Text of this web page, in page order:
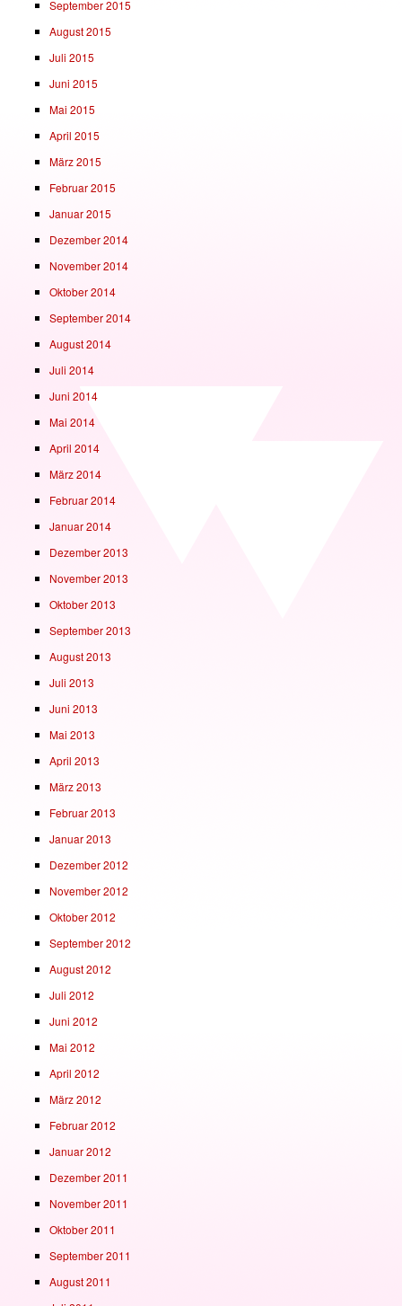
September 2015
August 2015
Juli 2015
Juni 2015
Mai 2015
April 2015
März 2015
Februar 2015
Januar 2015
Dezember 2014
November 2014
Oktober 2014
September 2014
August 2014
Juli 2014
Juni 2014
Mai 2014
April 2014
März 2014
Februar 2014
Januar 2014
Dezember 2013
November 2013
Oktober 2013
September 2013
August 2013
Juli 2013
Juni 2013
Mai 2013
April 2013
März 2013
Februar 2013
Januar 2013
Dezember 2012
November 2012
Oktober 2012
September 2012
August 2012
Juli 2012
Juni 2012
Mai 2012
April 2012
März 2012
Februar 2012
Januar 2012
Dezember 2011
November 2011
Oktober 2011
September 2011
August 2011